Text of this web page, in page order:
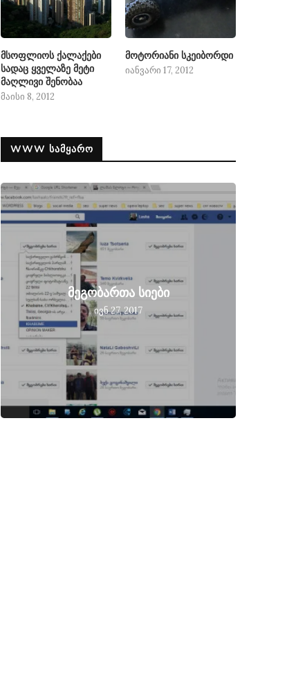
მსოფლიოს ქალაქები
სადაც ყველაზე მეტი
მაღლივი შენობაა
მაისი 8, 2012
მოტორიანი სკეიბორდი
იანვარი 17, 2012
WWW ᲡᲐᲛᲧᲐᲠᲝ
მეგობართა სიები
ივნ 27, 2017